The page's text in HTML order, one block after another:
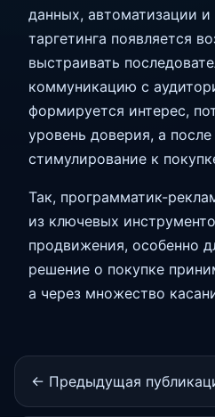
данных, автоматизации и
таргетинга появляется
выстраивать
коммуникацию с
формируется интерес,
уровень доверия, а
стимулирование к
Так, программатик-
из ключевых
продвижения, особенно
решение о покупке
а через множество
← Предыдущая